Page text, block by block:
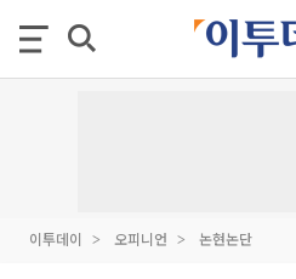
이투데이 오피니언 논현논단